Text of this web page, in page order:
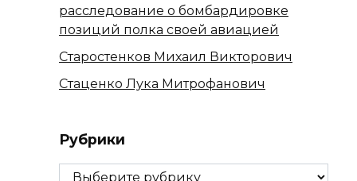
расследование о бомбардировке
позиций полка своей авиацией
Старостенков Михаил Викторович
Стаценко Лука Митрофанович
Рубрики
Рубрики